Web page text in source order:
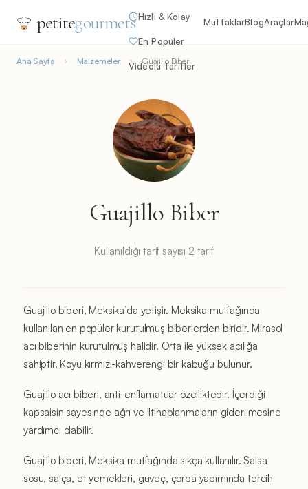
petitegourmets Hızlı & Kolay
En Popüler
Videolu Tarifler
MutfaklarBlogAraçlar
Ana Sayfa Malzemeler Guajillo Biber
Guajillo Biber
Kullanıldığı tarif sayısı 2 tarif
Guajillo biberi, Meksika’da yetişir. Meksika mutfağında
kullanılan en popüler kurutulmuş biberlerden biridir. Mirasol
acı biberinin kurutulmuş halidir. Orta ile yüksek acılığa
sahiptir. Koyu kırmızı-kahverengi bir kabuğu bulunur.
Guajillo acı biberi, anti-enflamatuar özelliktedir. İçerdiği
kapsaisin sayesinde ağrı ve iltihaplanmaların giderilmesine
yardımcı olabilir.
Guajillo biberi, Meksika mutfağında sıkça kullanılır. Salsa
sosu, salça, et yemekleri, güveç, çorba yapımında tercih